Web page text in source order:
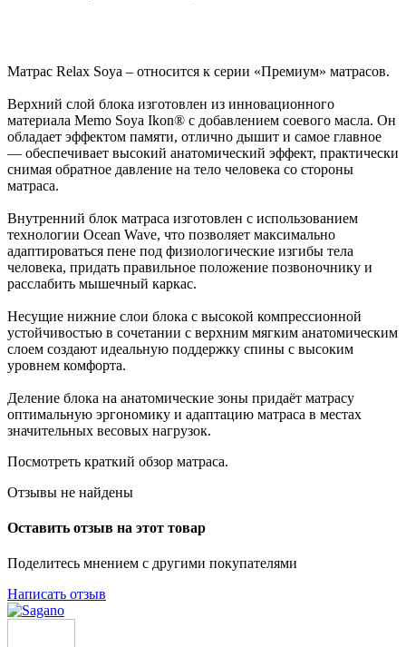
Матрас Relax Soya – относится к серии «Премиум» матрасов.
Верхний слой блока изготовлен из инновационного
материала Memo Soya Ikon® с добавлением соевого масла. Он
обладает эффектом памяти, отлично дышит и самое главное
— обеспечивает высокий анатомический эффект, практически
снимая обратное давление на тело человека со стороны
матраса.
Внутренний блок матраса изготовлен с использованием
технологии Ocean Wave, что позволяет максимально
адаптироваться пене под физиологические изгибы тела
человека, придать правильное положение позвоночнику и
расслабить мышечный каркас.
Несущие нижние слои блока с высокой компрессионной
устойчивостью в сочетании с верхним мягким анато­мическим
слоем создают идеальную поддержку спины с высоким
уровнем комфорта.
Деление блока на анатомические зоны придаёт матрасу
оптимальную эргономику и адаптацию матраса в ме­стах
значительных весовых нагрузок.
Посмотреть краткий обзор матраса.
Отзывы не найдены
Оставить отзыв на этот товар
Поделитесь мнением с другими покупателями
Написать отзыв